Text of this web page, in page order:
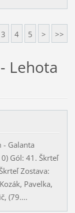
3 4 5 > >>
Lehota
- Galanta
41. Škrteľ
Zostava:
Pavelka,
(79....